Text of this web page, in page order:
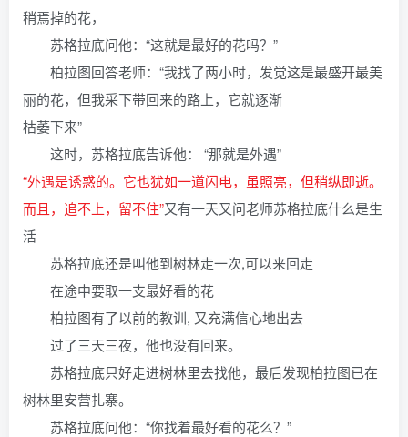
稍焉掉的花，
苏格拉底问他：“这就是最好的花吗？”
柏拉图回答老师：“我找了两小时，发觉这是最盛开最美
丽的花，但我采下带回来的路上，它就逐渐
枯萎下来”
这时，苏格拉底告诉他： “那就是外遇”
“外遇是诱惑的。它也犹如一道闪电，虽照亮，但稍纵即逝。
而且，追不上，留不住”又有一天又问老师苏格拉底什么是生
活
苏格拉底还是叫他到树林走一次,可以来回走
在途中要取一支最好看的花
柏拉图有了以前的教训, 又充满信心地出去
过了三天三夜，他也没有回来。
苏格拉底只好走进树林里去找他，最后发现柏拉图已在
树林里安营扎寨。
苏格拉底问他：“你找着最好看的花么？”